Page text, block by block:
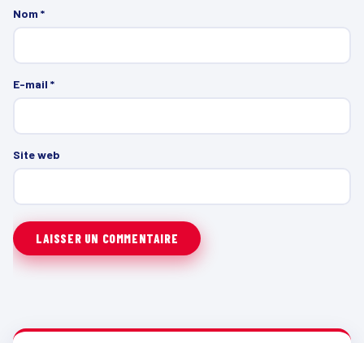
Nom *
E-mail *
Site web